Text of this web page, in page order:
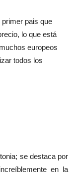
pais que
lo que está
europeos
todos los
se destaca por
en la